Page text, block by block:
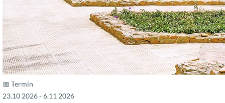
📅 Termín
23.10 2026 - 6.11 2026